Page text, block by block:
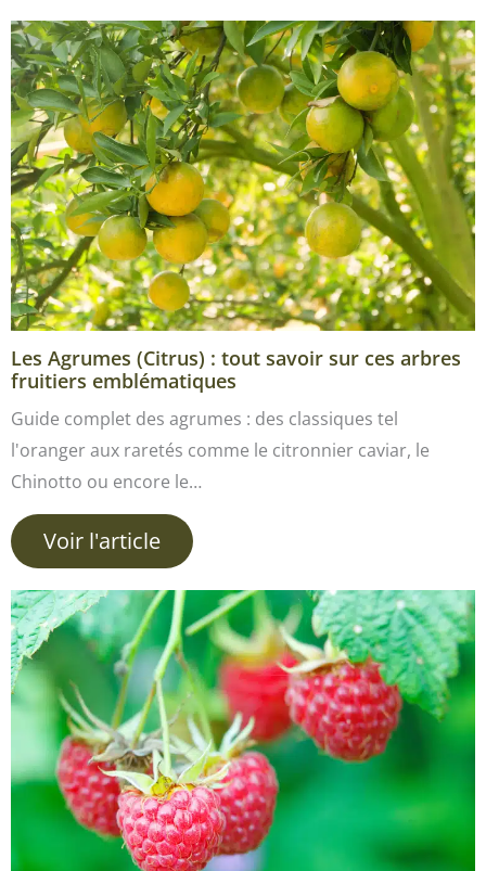
Les Agrumes (Citrus) : tout savoir sur ces arbres
fruitiers emblématiques
Guide complet des agrumes : des classiques tel
l'oranger aux raretés comme le citronnier caviar, le
Chinotto ou encore le…
Voir l'article